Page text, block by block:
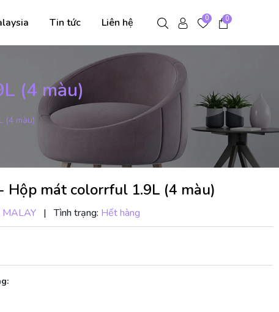
Tin tức Liên hệ 0 0
(4 màu)
(4 màu)
Hộp mát colorrful 1.9L (4 màu)
| Tình trạng: Hết hàng